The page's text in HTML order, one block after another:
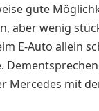
gute
aber wenig
E-Auto allein
Mercedes mit